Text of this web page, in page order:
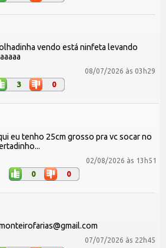
vendo está ninfeta levando
08/07/2026 às 03h29
3 0
eu tenho 25cm grosso pra vc socar no
02/08/2026 às 13h51
0 0
07/07/2026 às 22h45